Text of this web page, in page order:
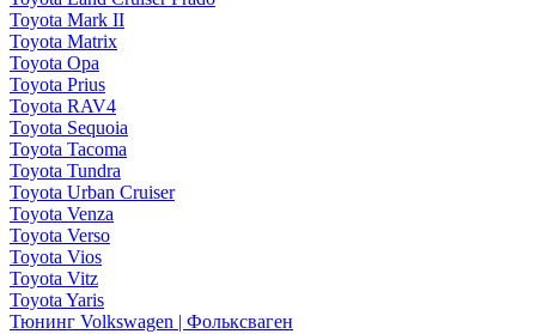
Toyota Mark II
Toyota Matrix
Toyota Opa
Toyota Prius
Toyota RAV4
Toyota Sequoia
Toyota Tacoma
Toyota Tundra
Toyota Urban Cruiser
Toyota Venza
Toyota Verso
Toyota Vios
Toyota Vitz
Toyota Yaris
Тюнинг Volkswagen | Фольксваген